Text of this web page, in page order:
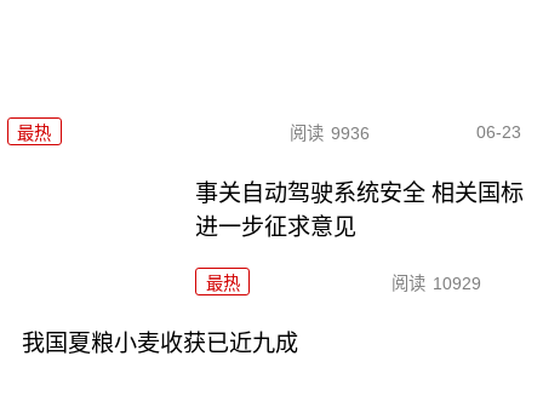
最热 阅读 9936 06-23
事关自动驾驶系统安全 相关国标
进一步征求意见
最热 阅读 10929
我国夏粮小麦收获已近九成